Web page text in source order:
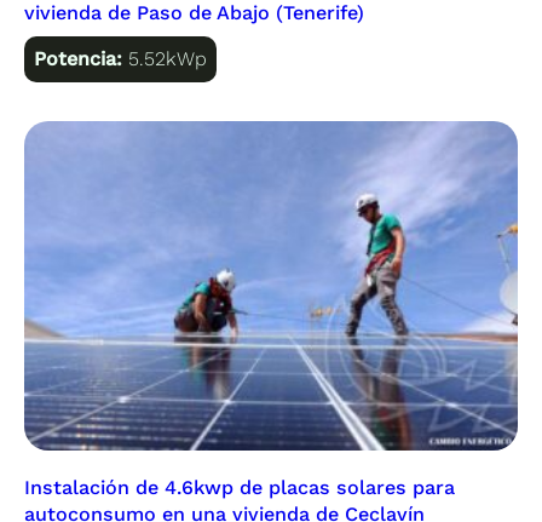
vivienda de Paso de Abajo (Tenerife)
Potencia: 5.52kWp
Instalación de 4.6kwp de placas solares para
autoconsumo en una vivienda de Ceclavín